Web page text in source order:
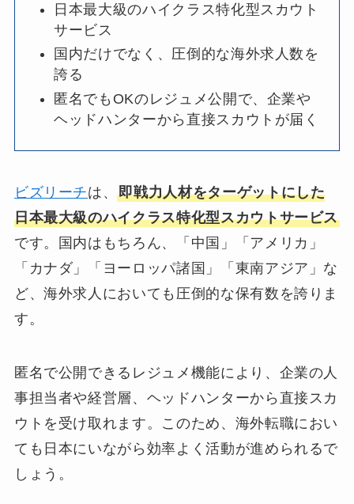
日本最大級のハイクラス特化型スカウト
サービス
国内だけでなく、圧倒的な海外求人数を
誇る
匿名でもOKのレジュメ公開で、企業や
ヘッドハンターから直接スカウトが届く
ビズリーチは、即戦力人材をターゲットにした
日本最大級のハイクラス特化型スカウトサービス
です。国内はもちろん、「中国」「アメリカ」
「カナダ」「ヨーロッパ諸国」「東南アジア」な
ど、海外求人においても圧倒的な保有数を誇りま
す。
匿名で公開できるレジュメ機能により、企業の人
事担当者や経営層、ヘッドハンターから直接スカ
ウトを受け取れます。このため、海外転職におい
ても日本にいながら効率よく活動が進められるで
しょう。